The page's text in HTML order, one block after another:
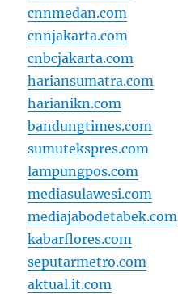
cnnmedan.com
cnnjakarta.com
cnbcjakarta.com
hariansumatra.com
harianikn.com
bandungtimes.com
sumutekspres.com
lampungpos.com
mediasulawesi.com
mediajabodetabek.com
kabarflores.com
seputarmetro.com
aktual.it.com